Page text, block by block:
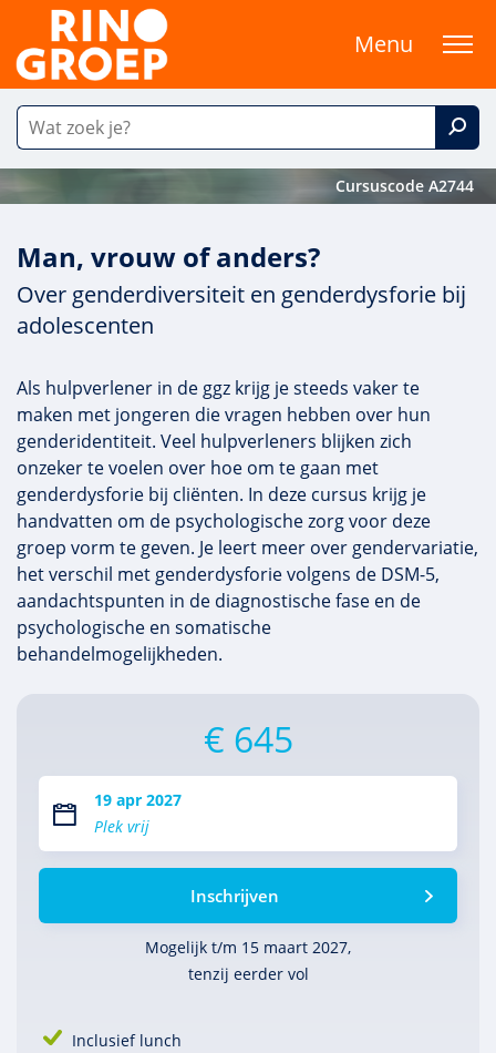
Menu
Cursuscode A2744
Man, vrouw of anders?
Over genderdiversiteit en genderdysforie bij
adolescenten
Als hulpverlener in de ggz krijg je steeds vaker te
maken met jongeren die vragen hebben over hun
genderidentiteit. Veel hulpverleners blijken zich
onzeker te voelen over hoe om te gaan met
genderdysforie bij cliënten. In deze cursus krijg je
handvatten om de psychologische zorg voor deze
groep vorm te geven. Je leert meer over gendervariatie,
het verschil met genderdysforie volgens de DSM-5,
aandachtspunten in de diagnostische fase en de
psychologische en somatische
behandelmogelijkheden.
€ 645
19 apr 2027
Plek vrij
Inschrijven
Mogelijk t/m 15 maart 2027,
tenzij eerder vol
Inclusief lunch